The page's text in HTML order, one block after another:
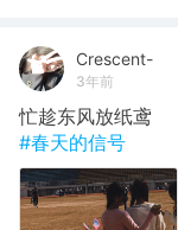
Crescent-
3年前
忙趁东风放纸鸢
#春天的信号